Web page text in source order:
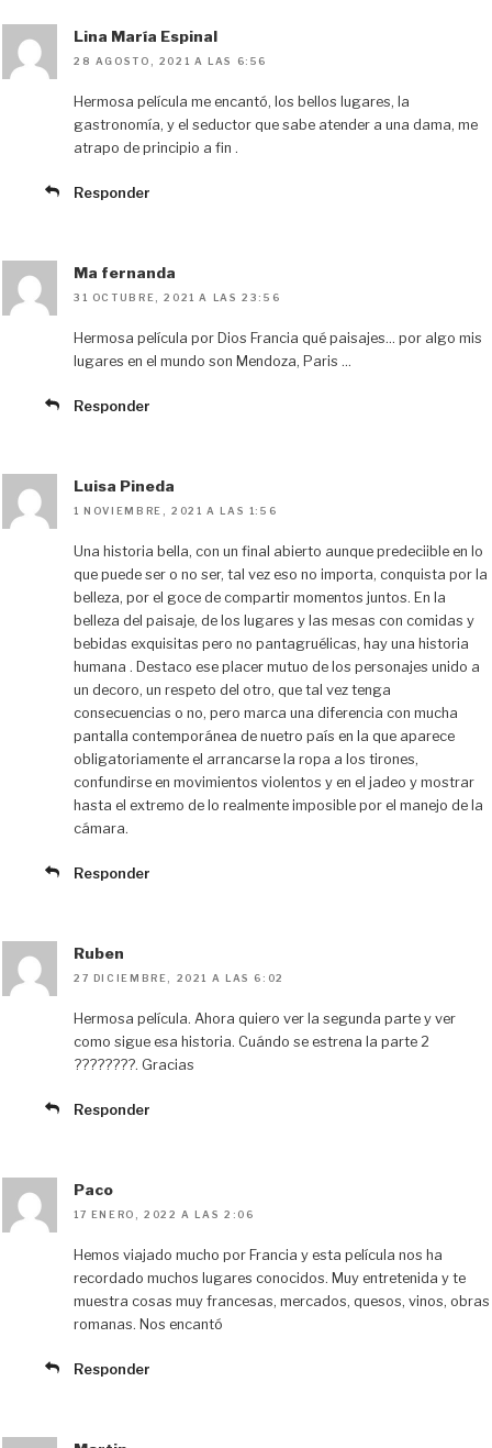
Lina María Espinal
28 AGOSTO, 2021 A LAS 6:56
Hermosa película me encantó, los bellos lugares, la
gastronomía, y el seductor que sabe atender a una dama, me
atrapo de principio a fin .
Responder
Ma fernanda
31 OCTUBRE, 2021 A LAS 23:56
Hermosa película por Dios Francia qué paisajes… por algo mis
lugares en el mundo son Mendoza, Paris …
Responder
Luisa Pineda
1 NOVIEMBRE, 2021 A LAS 1:56
Una historia bella, con un final abierto aunque predeciible en lo
que puede ser o no ser, tal vez eso no importa, conquista por la
belleza, por el goce de compartir momentos juntos. En la
belleza del paisaje, de los lugares y las mesas con comidas y
bebidas exquisitas pero no pantagruélicas, hay una historia
humana . Destaco ese placer mutuo de los personajes unido a
un decoro, un respeto del otro, que tal vez tenga
consecuencias o no, pero marca una diferencia con mucha
pantalla contemporánea de nuetro país en la que aparece
obligatoriamente el arrancarse la ropa a los tirones,
confundirse en movimientos violentos y en el jadeo y mostrar
hasta el extremo de lo realmente imposible por el manejo de la
cámara.
Responder
Ruben
27 DICIEMBRE, 2021 A LAS 6:02
Hermosa película. Ahora quiero ver la segunda parte y ver
como sigue esa historia. Cuándo se estrena la parte 2
????????. Gracias
Responder
Paco
17 ENERO, 2022 A LAS 2:06
Hemos viajado mucho por Francia y esta película nos ha
recordado muchos lugares conocidos. Muy entretenida y te
muestra cosas muy francesas, mercados, quesos, vinos, obras
romanas. Nos encantó
Responder